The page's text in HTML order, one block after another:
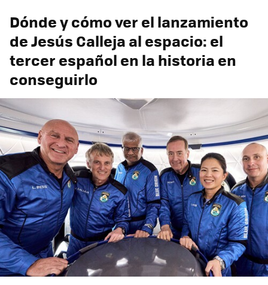
Dónde y cómo ver el lanzamiento
de Jesús Calleja al espacio: el
tercer español en la historia en
conseguirlo